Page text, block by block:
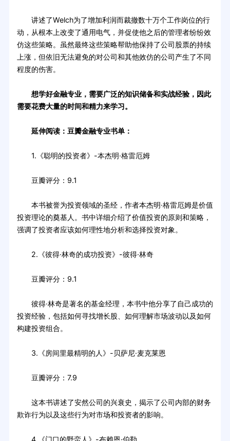
讲述了Welch为了增加利润而裁撤数十万个工作岗位的行
动，从根本上改变了通用电气，并促使他之后的管理者纷纷效
仿这些策略。虽然最终这些策略帮助他保持了公司股票的持续
上涨，但依旧无法避免的对公司和其他效仿的公司产生了不同
程度的伤害。
想学好金融专业，需要广泛的知识储备和实战经验，因此
需要花费大量的时间和精力来学习。
延伸阅读：豆瓣金融专业书单：
1.《聪明的投资者》-本杰明·格雷厄姆
豆瓣评分：9.1
本书被誉为投资领域的圣经，作者本杰明·格雷厄姆是价值
投资理论的奠基人。书中详细介绍了价值投资的原则和策略，
强调了投资者应该如何理性地分析和选择投资对象。
2.《彼得·林奇的成功投资》-彼得·林奇
豆瓣评分：9.1
彼得·林奇是著名的基金经理，本书中他分享了自己成功的
投资经验，包括如何寻找增长股、如何理解市场波动以及如何
构建投资组合。
3.《房间里最精明的人》-贝萨尼·麦克莱恩
豆瓣评分：7.9
这本书讲述了安然公司的兴衰史，揭示了公司内部的财务
欺诈行为以及这些行为对市场和投资者的影响。
4.《门口的野蛮人》-布赖恩·伯勒